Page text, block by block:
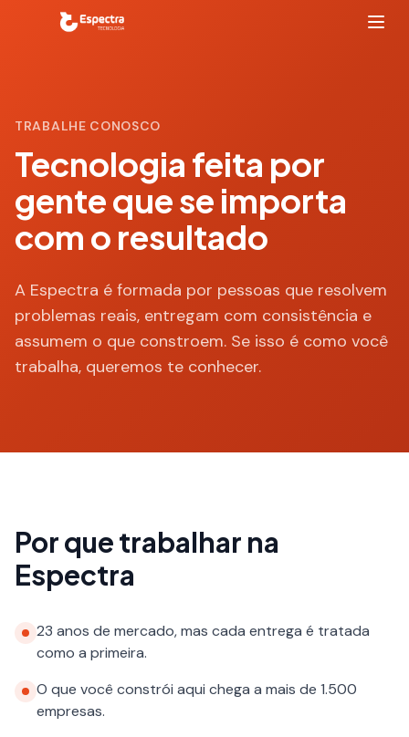
TRABALHE CONOSCO
Tecnologia feita por
gente que se importa
com o resultado
A Espectra é formada por pessoas que resolvem
problemas reais, entregam com consistência e
assumem o que constroem. Se isso é como você
trabalha, queremos te conhecer.
Por que trabalhar na
Espectra
23 anos de mercado, mas cada entrega é tratada
como a primeira.
O que você constrói aqui chega a mais de 1.500
empresas.